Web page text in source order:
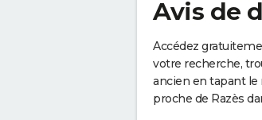
Avis de
Accédez
votre recherche,
ancien en tapant
proche de Razès